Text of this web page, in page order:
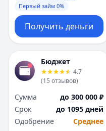
Первый займ 0%
Получить деньги
Бюджет
4.7
(15 отзывов)
Сумма
до 300 000 ₽
Срок
до 1095 дней
Одобрение
Среднее